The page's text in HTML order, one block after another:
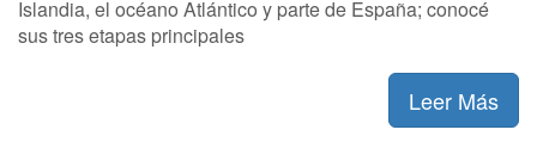
Islandia, el océano Atlántico y parte de España; conocé
sus tres etapas principales
Leer Más